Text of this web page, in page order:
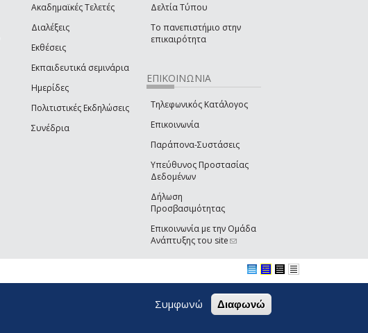
Ακαδημαϊκές Τελετές
Διαλέξεις
Εκθέσεις
Εκπαιδευτικά σεμινάρια
Ημερίδες
Πολιτιστικές Εκδηλώσεις
Συνέδρια
Δελτία Τύπου
Το πανεπιστήμιο στην
επικαιρότητα
ΕΠΙΚΟΙΝΩΝΙΑ
Τηλεφωνικός Κατάλογος
Επικοινωνία
Παράπονα-Συστάσεις
Υπεύθυνος Προστασίας
Δεδομένων
Δήλωση
Προσβασιμότητας
Επικοινωνία με την Ομάδα
Ανάπτυξης του site(link sends e-mail)
Συμφωνώ Διαφωνώ